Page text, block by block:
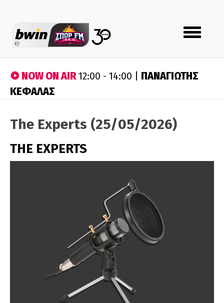
Toggle
navigation
NOW ON AIR12:00 - 14:00 | ΠΑΝΑΓΙΩΤΗΣ
ΚΕΦΑΛΑΣ
The Experts (25/05/2026)
THE EXPERTS